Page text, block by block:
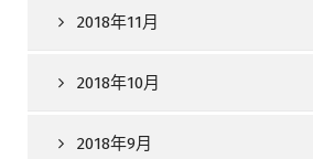
2018年11月
2018年10月
2018年9月